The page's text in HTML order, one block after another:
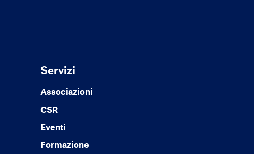
Servizi
Associazioni
CSR
Eventi
Formazione